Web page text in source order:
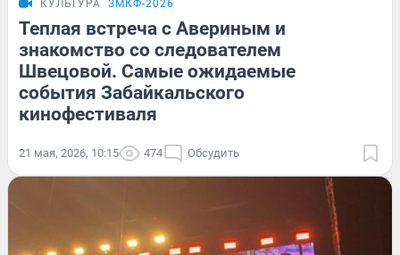
КУЛЬТУРА ЗМКФ-2026
Теплая встреча с Авериным и
знакомство со следователем
Швецовой. Самые ожидаемые
события Забайкальского
кинофестиваля
21 мая, 2026, 10:15 474 Обсудить